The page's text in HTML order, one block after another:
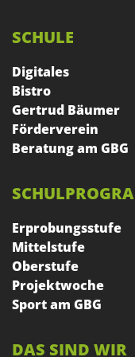
SCHULE
Digitales
Bistro
Gertrud Bäumer
Förderverein
Beratung am GBG
Erprobungsstufe
Mittelstufe
Oberstufe
Projektwoche
Sport am GBG
DAS SIND WIR